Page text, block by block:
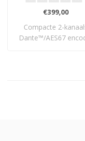
€399,00
Compacte 2-
Dante™/AES67